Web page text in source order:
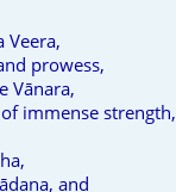
Veera,
prowess,
Vānara,
immense strength,
and